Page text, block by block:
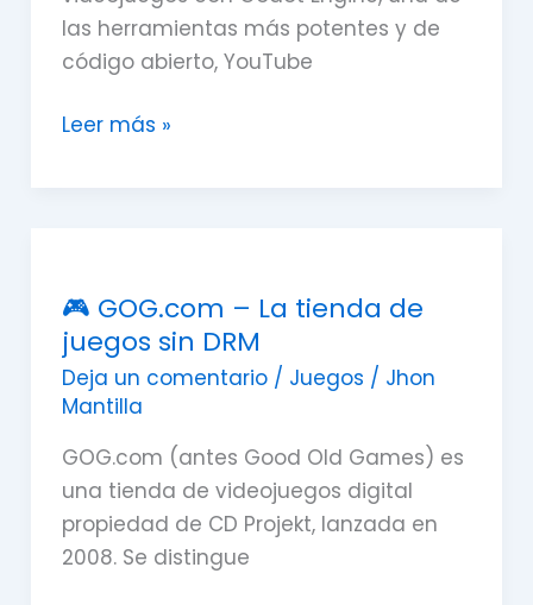
las herramientas más potentes y de
código abierto, YouTube
Leer más »
🎮 GOG.com – La tienda de
juegos sin DRM
Deja un comentario / Juegos / Jhon
Mantilla
GOG.com (antes Good Old Games) es
una tienda de videojuegos digital
propiedad de CD Projekt, lanzada en
2008. Se distingue
–
La
tienda
de
juegos